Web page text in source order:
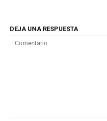
DEJA UNA RESPUESTA